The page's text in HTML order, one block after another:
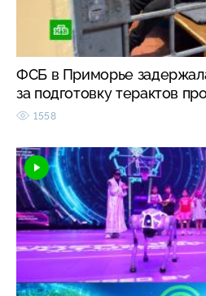
ФСБ в Приморье
за подготовку терактов
1558